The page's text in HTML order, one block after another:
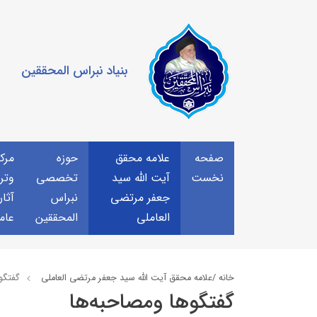
بنیاد نبراس المحققین
صفحه
نخست
علامه محقق
آیت الله سید
جعفر مرتضی
العاملی
حوزه
تخصصی
نبراس
المحققین
خانه /علامه محقق آیت الله سید جعفر مرتضی العاملی
گفتگوها ومصاحبه‌ها